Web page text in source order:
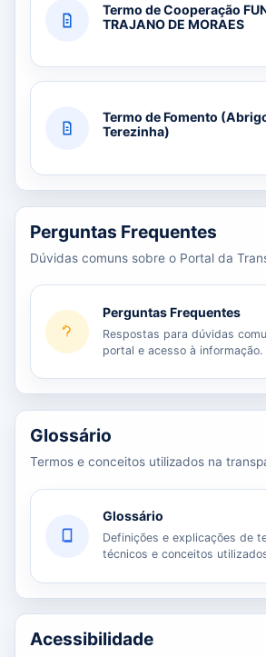
Termo de Cooperação
TRAJANO DE MORAES
Termo de Fomento
Terezinha)
Perguntas Frequentes
Dúvidas comuns sobre o Portal da
Perguntas Frequentes
Respostas para dúvidas
portal e acesso à informação.
Glossário
Termos e conceitos utilizados na
Glossário
Definições e explicações de
técnicos e conceitos
Acessibilidade